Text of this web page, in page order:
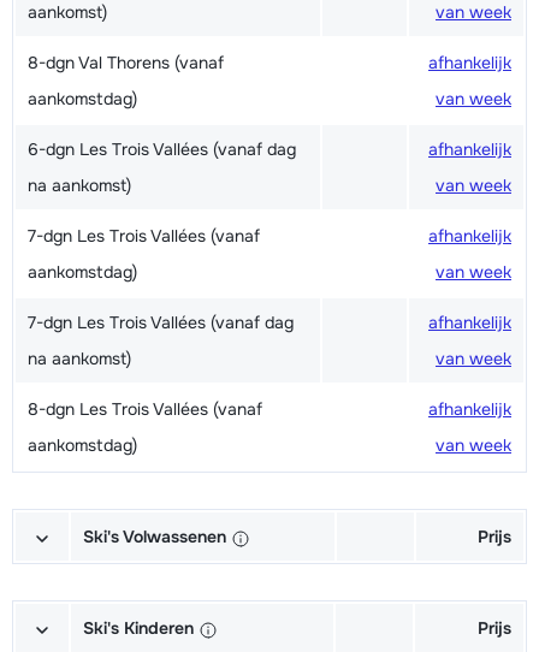
aankomst)
van week
8-dgn Val Thorens (vanaf
aankomstdag)
afhankelijk
van week
6-dgn Les Trois Vallées (vanaf dag
na aankomst)
afhankelijk
van week
7-dgn Les Trois Vallées (vanaf
aankomstdag)
afhankelijk
van week
7-dgn Les Trois Vallées (vanaf dag
na aankomst)
afhankelijk
van week
8-dgn Les Trois Vallées (vanaf
aankomstdag)
afhankelijk
van week
Ski's Volwassenen Prijs
Stokken (6/7 dagen)
Ski's Kinderen Prijs